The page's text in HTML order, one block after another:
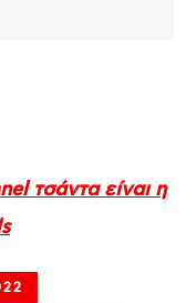
τσάντα είναι η